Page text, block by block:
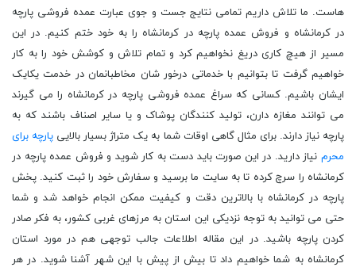
هاست. ما تلاش داریم تمامی نتایج جست و جوی عبارت عمده فروشی پارچه
در کرمانشاه و فروش عمده پارچه در کرمانشاه را به خود ختم کنیم. در این
مسیر از هیچ کاری دریغ نخواهیم کرد و تمام تلاش و کوشش خود را به کار
خواهیم گرفت تا بتوانیم با خدماتی درخور شان مخاطبانمان در خدمت یکایک
ایشان باشیم. کسانی که سراغ عمده فروشی پارچه در کرمانشاه را می گیرند
می توانند مغازه دارن، تولید کنندگان پوشاک و یا سایر اصناف باشند که به
پارچه نیاز دارند. برای مثال گاهی اوقات شما به یک متراژ بسیار بالایی پارچه برای
محرم نیاز دارید. در این صورت باید دست به کار شوید و فروش عمده پارچه در
کرمانشاه را سرچ کرده تا به سایت ما برسید و سفارش خود را ثبت کنید. پخش
پارچه در کرمانشاه با بالاترین دقت و کیفیت ممکن انجام خواهد شد و شما
حتی می توانید به توجه نزدیکی این استان به مرزهای غربی کشور، به فکر صادر
کردن پارچه باشید. در این مقاله اطلاعات جالب توجهی هم در مورد استان
کرمانشاه به شما خواهیم داد تا بیش از پیش با این شهر آشنا شوید. در هر